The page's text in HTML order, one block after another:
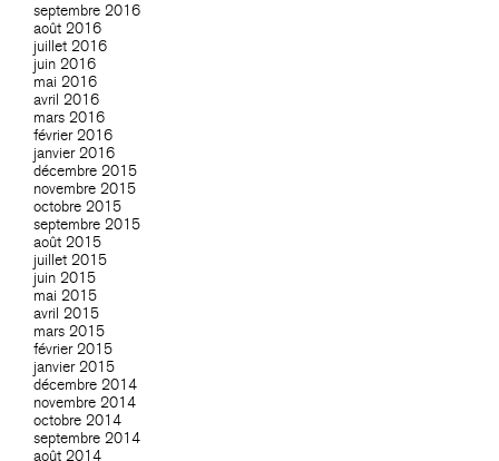
septembre 2016
août 2016
juillet 2016
juin 2016
mai 2016
avril 2016
mars 2016
février 2016
janvier 2016
décembre 2015
novembre 2015
octobre 2015
septembre 2015
août 2015
juillet 2015
juin 2015
mai 2015
avril 2015
mars 2015
février 2015
janvier 2015
décembre 2014
novembre 2014
octobre 2014
septembre 2014
août 2014